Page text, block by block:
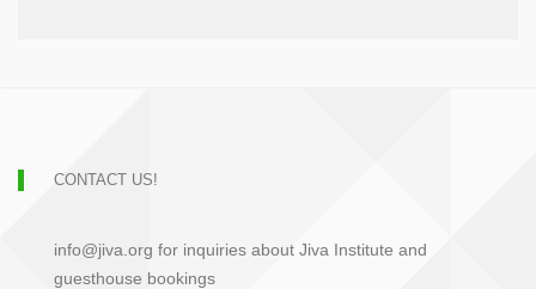
CONTACT US!
info@jiva.org for inquiries about Jiva Institute and
guesthouse bookings